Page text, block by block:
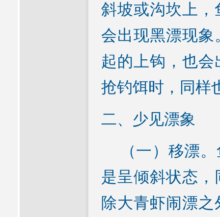
斜坡或沟坎上
会出现黑漂现
起的上钩，也
抢钓饵时，同样
二、少见漂象
（一）移漂。
是呈倾斜状态
除大青虾闹漂